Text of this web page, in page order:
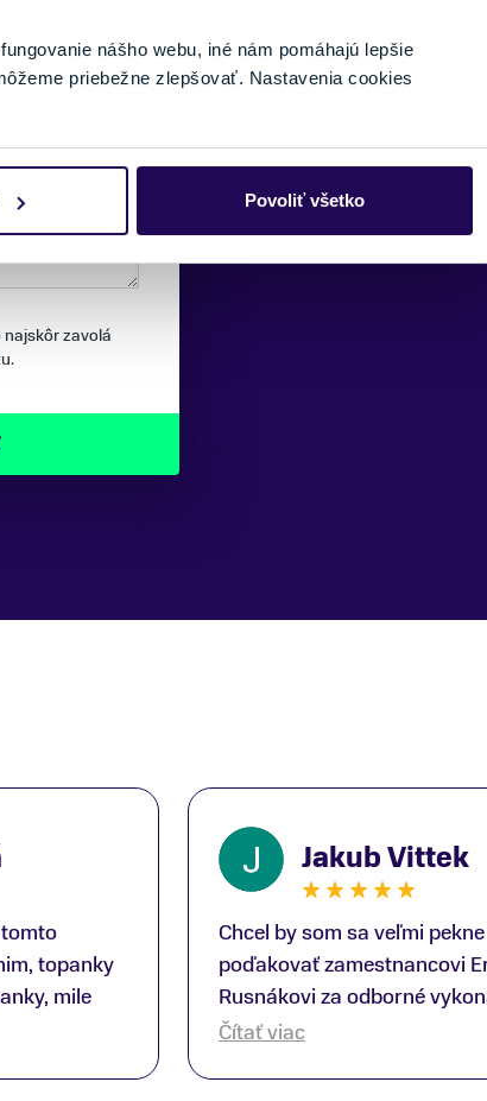
nášho webu, iné nám pomáhajú lepšie
priebežne zlepšovať. Nastavenia cookies
Povoliť všetko
najskôr zavolá
topanky
mile
nas
Jakub Vittek
Chcel by som sa veľmi pekne
poďakovať zamestnancovi
Rusnákovi za odborné
bike-fittingu. Je to super
Čítať viac